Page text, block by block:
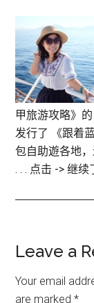
甲旅游攻略》
发行了 《跟着
包自助遊各地
. . . 点击 -> 继续
Reader
Leave a
Your email
are marked*